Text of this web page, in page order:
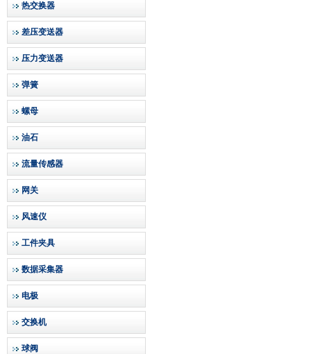
热交换器
差压变送器
压力变送器
弹簧
螺母
油石
流量传感器
网关
风速仪
工件夹具
数据采集器
电极
交换机
球阀